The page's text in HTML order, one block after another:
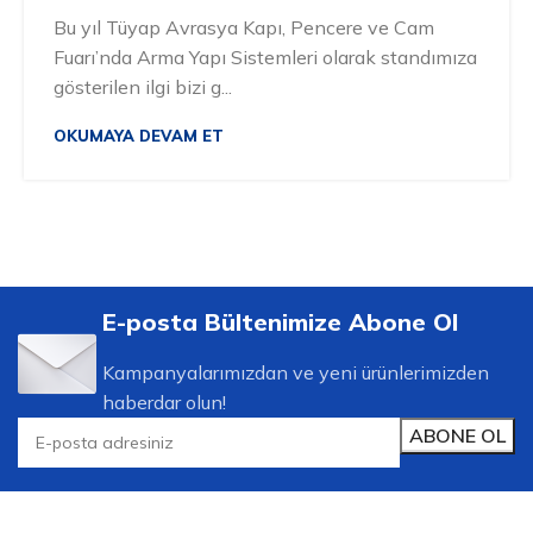
Bu yıl Tüyap Avrasya Kapı, Pencere ve Cam
Fuarı’nda Arma Yapı Sistemleri olarak standımıza
gösterilen ilgi bizi g...
OKUMAYA DEVAM ET
E-posta Bültenimize Abone Ol
Kampanyalarımızdan ve yeni ürünlerimizden
haberdar olun!